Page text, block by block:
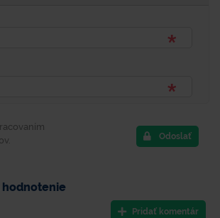
Odoslať
hodnotenie
Pridať komentár